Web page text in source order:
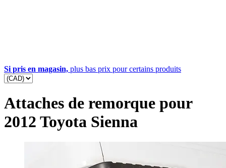
Si pris en magasin, plus bas prix pour certains produits
Attaches de remorque pour
2012 Toyota Sienna